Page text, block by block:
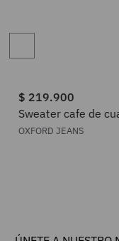
$ 219.900
Sweater cafe de
para mujer
OXFORD JEANS